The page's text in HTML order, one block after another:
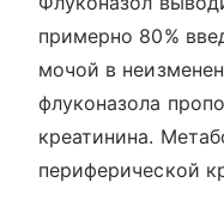
примерно 80%
мочой в
флуконазола
креатинина.
периферической